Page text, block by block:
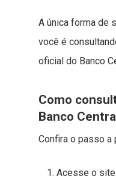
A única forma de
você é
oficial do Banco
Como
Banco
Confira o passo a
Acesse o